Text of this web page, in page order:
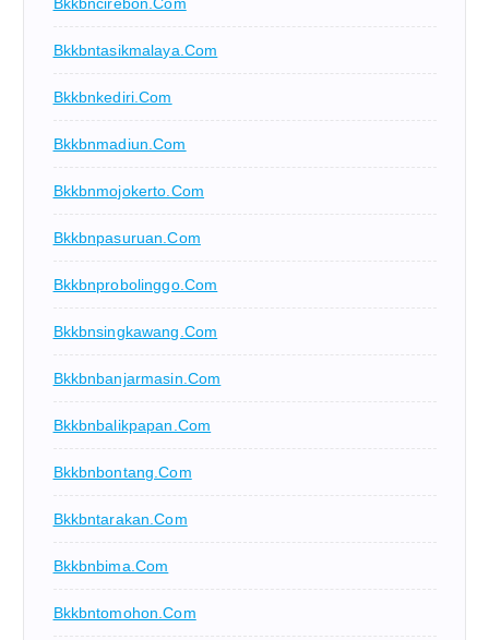
Bkkbntasikmalaya.com
Bkkbnkediri.com
Bkkbnmadiun.com
Bkkbnmojokerto.com
Bkkbnpasuruan.com
Bkkbnprobolinggo.com
Bkkbnsingkawang.com
Bkkbnbanjarmasin.com
Bkkbnbalikpapan.com
Bkkbnbontang.com
Bkkbntarakan.com
Bkkbnbima.com
Bkkbntomohon.com